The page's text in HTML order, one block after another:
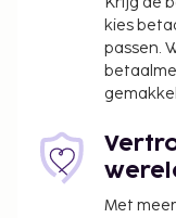
wordt van 07.00
Toeslag
ca. LKR
1000.00
4998
kies
passen.
Met